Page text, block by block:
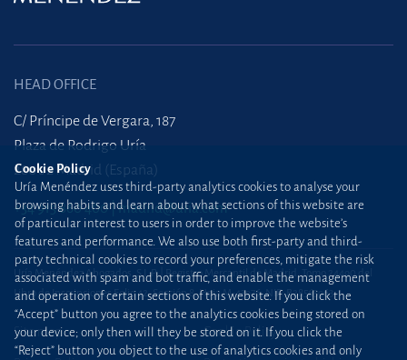
HEAD OFFICE
C/ Príncipe de Vergara, 187
Plaza de Rodrigo Uría
28002 Madrid (España)
+34 915 860 400 madrid@uria.com
Uría Menéndez Abogados, S.L.P. | Registro Mercantil de Madrid, Tomo 24490 del
Libro de Inscripciones Folio 42, Sección 8, Hoja M-43976. NIF: B28563963
Site map Cookie Policy
Cookie Policy
Uría Menéndez uses third-party analytics cookies to analyse your
browsing habits and learn about what sections of this website are
of particular interest to users in order to improve the website’s
features and performance. We also use both first-party and third-
party technical cookies to record your preferences, mitigate the risk
associated with spam and bot traffic, and enable the management
and operation of certain sections of this website. If you click the
“Accept” button you agree to the analytics cookies being stored on
your device; only then will they be stored on it. If you click the
“Reject” button you object to the use of analytics cookies and only